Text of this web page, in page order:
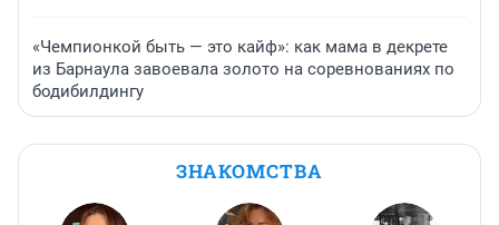
«Чемпионкой быть — это кайф»: как мама в декрете
из Барнаула завоевала золото на соревнованиях по
бодибилдингу
ЗНАКОМСТВА